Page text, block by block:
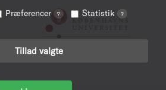
Præferencer ? Statistik ?
Tillad valgte